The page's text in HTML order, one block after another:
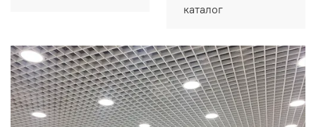
каталог